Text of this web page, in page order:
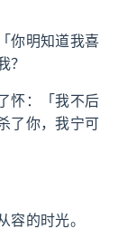
你明知道我喜
？
怀：「我不后
了你，我宁可
的时光。